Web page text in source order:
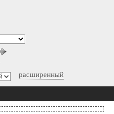
расширенный